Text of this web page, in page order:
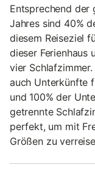
Entsprechend der
Jahres sind 40%
diesem Reiseziel
dieser Ferienhaus
vier
auch Unterkünfte
und 100% der
getrennte
perfekt, um mit
Größen zu